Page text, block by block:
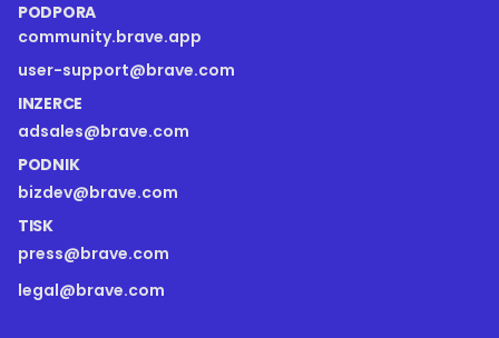
PODPORA
community.brave.app
user-support@brave.com
INZERCE
adsales@brave.com
PODNIK
bizdev@brave.com
TISK
press@brave.com
legal@brave.com